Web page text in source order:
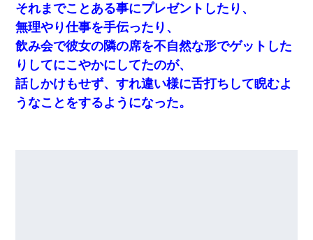
それまでことある事にプレゼントしたり、
無理やり仕事を手伝ったり、
飲み会で彼女の隣の席を不自然な形でゲットした
りしてにこやかにしてたのが、
話しかけもせず、すれ違い様に舌打ちして睨むよ
うなことをするようになった。